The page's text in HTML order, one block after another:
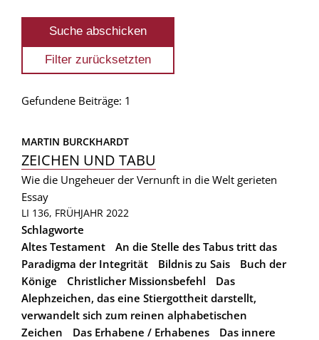
Gefundene Beiträge: 1
MARTIN BURCKHARDT
ZEICHEN UND TABU
Wie die Ungeheuer der Vernunft in die Welt gerieten
Essay
LI 136, FRÜHJAHR 2022
Schlagworte
Altes Testament
An die Stelle des Tabus tritt das
Paradigma der Integrität
Bildnis zu Sais
Buch der
Könige
Christlicher Missionsbefehl
Das
Alephzeichen, das eine Stiergottheit darstellt,
verwandelt sich zum reinen alphabetischen
Zeichen
Das Erhabene / Erhabenes
Das innere